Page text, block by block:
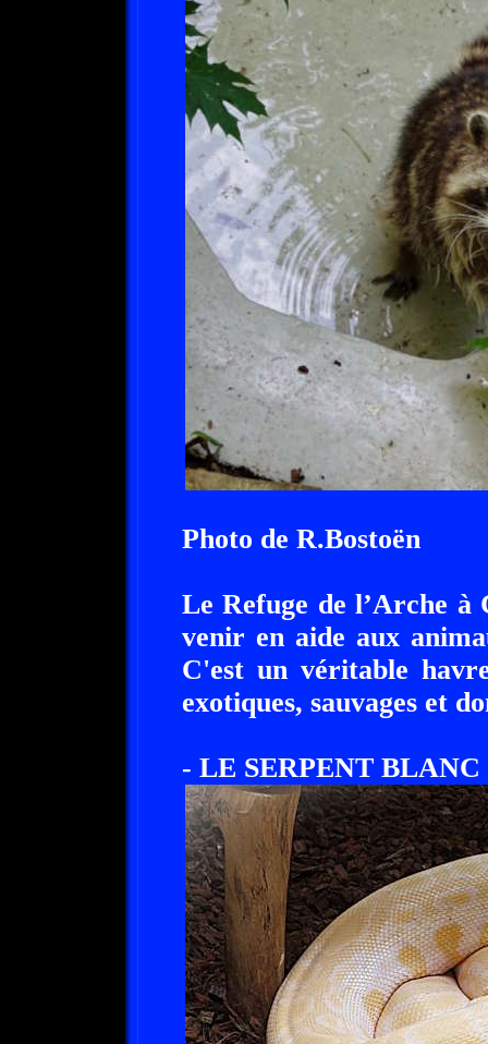
Photo de R.Bostoën
Le Refuge de l’Arche à
venir en aide aux
C'est un véritable
exotiques, sauvages et
- LE SERPENT BLANC